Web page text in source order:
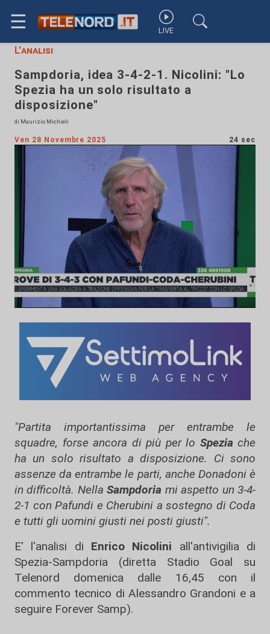
☰ LIVE
L'analisi
Sampdoria, idea 3-4-2-1. Nicolini: "Lo
Spezia ha un solo risultato a
disposizione"
di Maurizio Michieli
Ven 28 Novembre 2025 24 sec
"Partita importantissima per entrambe le
squadre, forse ancora di più per lo Spezia che
ha un solo risultato a disposizione. Ci sono
assenze da entrambe le parti, anche Donadoni è
in difficoltà. NellaSampdoria mi aspetto un 3-4-
2-1 con Pafundi e Cherubini a sostegno di Coda
e tutti gli uomini giusti nei posti giusti".
E' l'analisi di Enrico Nicolini all'antivigilia di
Spezia-Sampdoria (diretta Stadio Goal su
Telenord domenica dalle 16,45 con il
commento tecnico di Alessandro Grandoni e a
seguire Forever Samp).